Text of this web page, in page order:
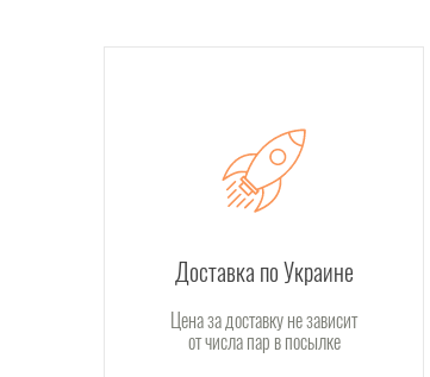
Доставка по Украине
Цена за доставку не зависит
от числа пар в посылке